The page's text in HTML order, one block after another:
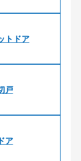
トドア
戸
ア